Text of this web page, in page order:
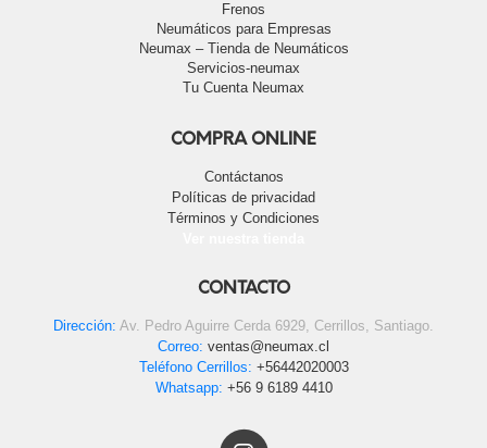
Frenos
Neumáticos para Empresas
Neumax – Tienda de Neumáticos
Servicios-neumax
Tu Cuenta Neumax
COMPRA ONLINE
Contáctanos
Políticas de privacidad
Términos y Condiciones
CONTACTO
Dirección: Av. Pedro Aguirre Cerda 6929, Cerrillos, Santiago.
Correo: ventas@neumax.cl
Teléfono Cerrillos: +56442020003
Whatsapp: +56 9 6189 4410